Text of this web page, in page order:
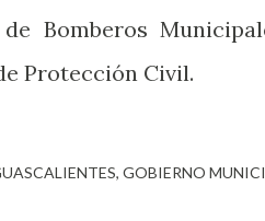
Bomberos
Protección Civil.
GOBIERNO